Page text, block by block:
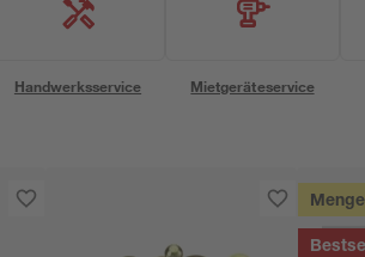
Handwerksservice Mietgeräteservice